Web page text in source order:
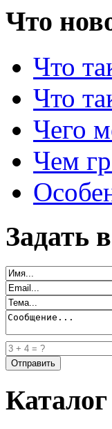
Что
Что
Что
Чего
Чем
Задать
Каталог